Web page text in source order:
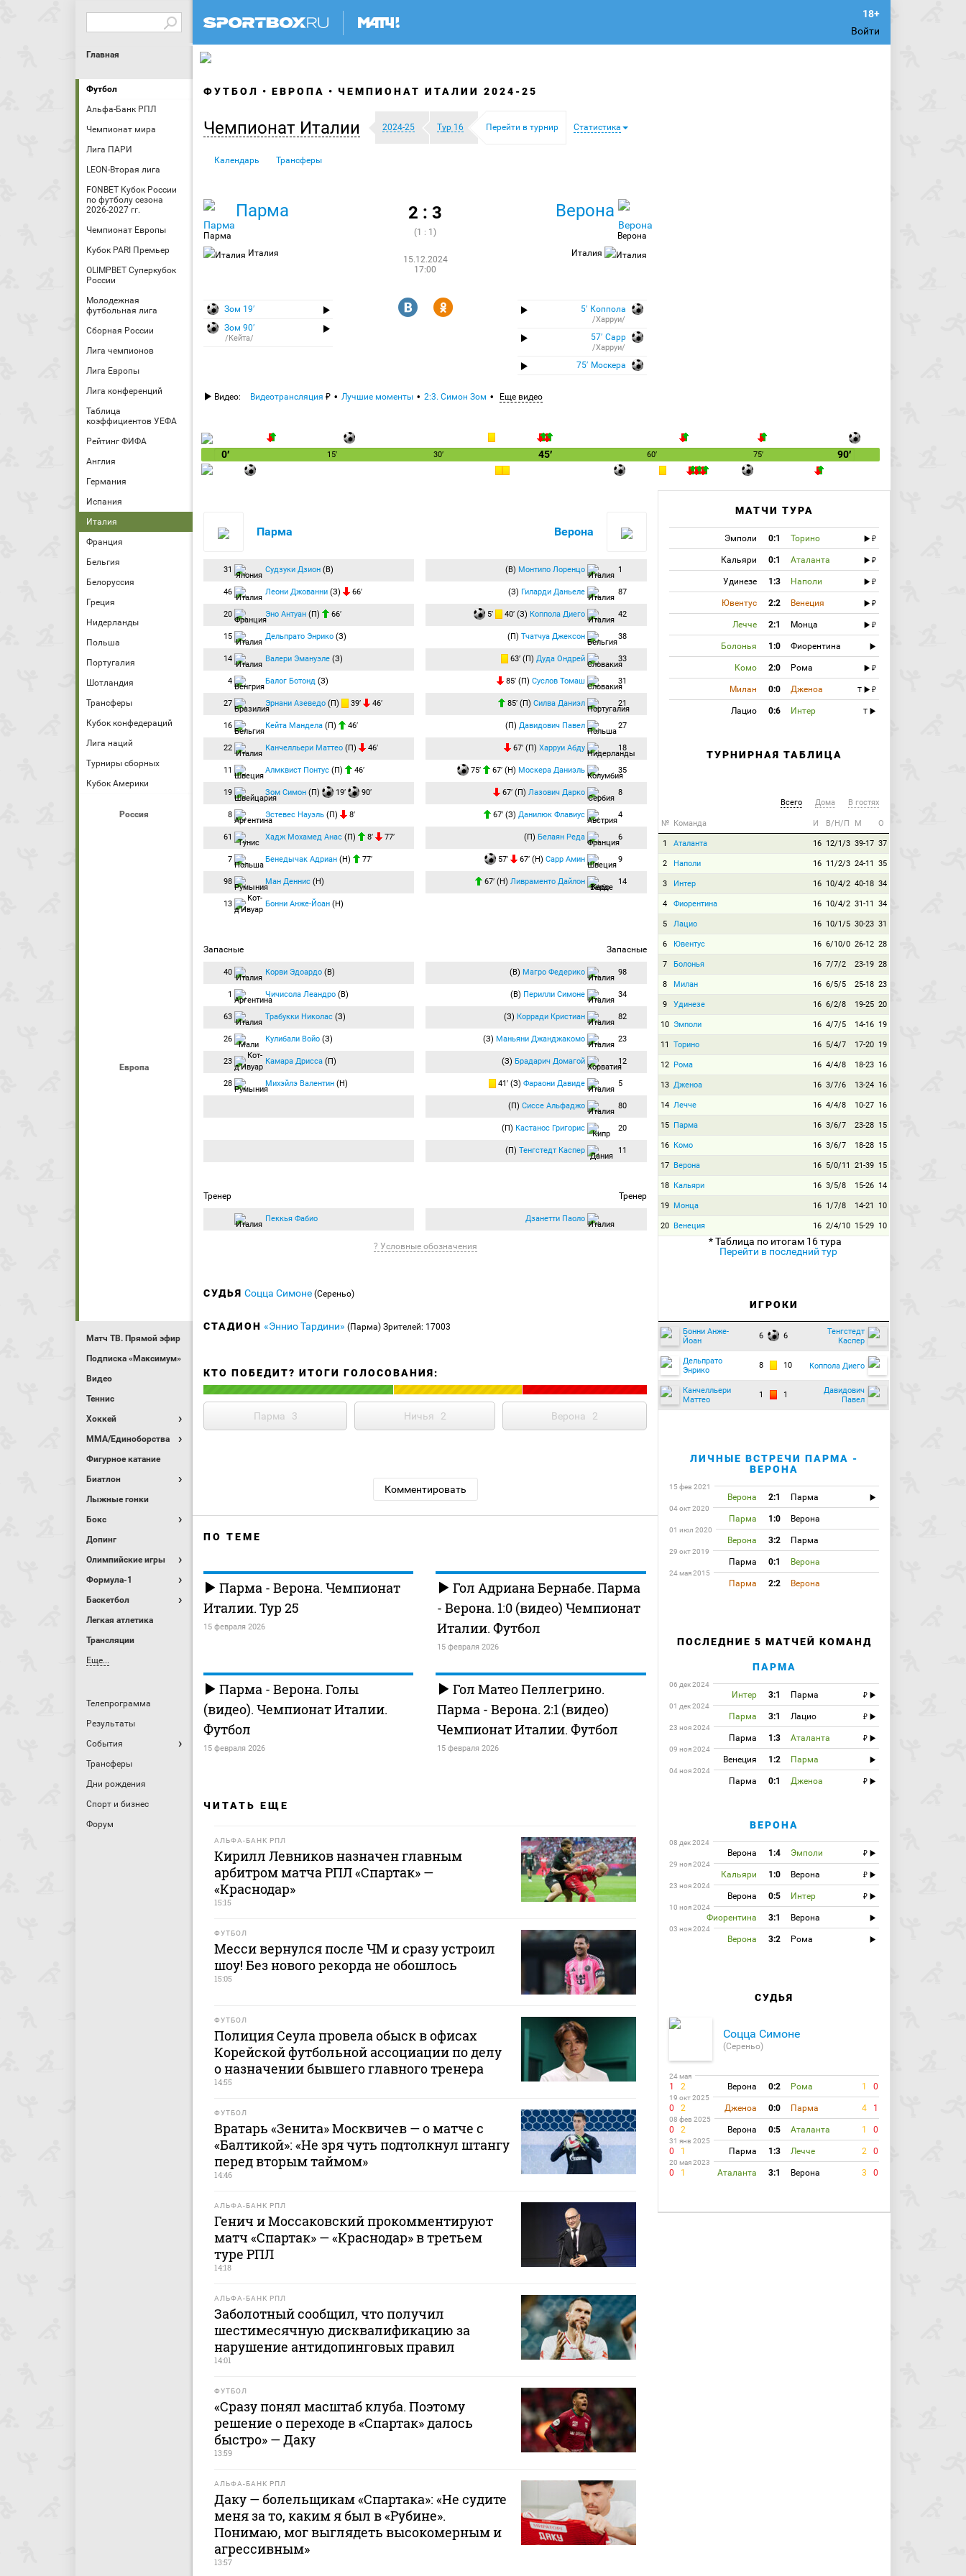
Войти
Главная
Футбол
Альфа-Банк РПЛ
Чемпионат мира
Лига ПАРИ
LEON-Вторая лига
FONBET Кубок России
по футболу сезона
2026-2027 гг.
Чемпионат Европы
Кубок PARI Премьер
OLIMPBET Суперкубок
России
Молодежная
футбольная лига
Сборная России
Лига чемпионов
Лига Европы
Лига конференций
Таблица
коэффициентов УЕФА
Рейтинг ФИФА
Англия
Германия
Испания
Италия
Франция
Бельгия
Белоруссия
Греция
Нидерланды
Польша
Португалия
Шотландия
Трансферы
Кубок конфедераций
Лига наций
Турниры сборных
Кубок Америки
Россия
Европа
Матч ТВ. Прямой эфир
Подписка «Максимум»
Видео
Теннис
Хоккей
MMA/Единоборства
Фигурное катание
Биатлон
Лыжные гонки
Бокс
Допинг
Олимпийские игры
Формула-1
Баскетбол
Легкая атлетика
Трансляции
Еще...
Телепрограмма
Результаты
События
Трансферы
Дни рождения
Спорт и бизнес
Форум
ФУТБОЛ ЕВРОПА ЧЕМПИОНАТ ИТАЛИИ 2024-25
Чемпионат Италии 2024-25 Тур 16 Перейти в турнир Статистика
Календарь Трансферы
Парма
Парма
Италия
2 : 3
(1 : 1)
15.12.2024
17:00
Верона
Верона
Италия
Зом 19′
Зом 90′
/Кейта/
R Y 5′ Коппола
/Харруи/
57′ Сарр
/Харруи/
75′ Москера
Видео: Видеотрансляция Лучшие моменты 2:3. Симон Зом Еще видео
0′ 15′ 30′ 45′ 60′ 75′ 90′
Парма
31 Судзуки Дзион (В)
46 Леони Джованни (З) 66′
20 Эно Антуан (П) 66′
15 Дельпрато Энрико (З)
14 Валери Эмануэле (З)
4 Балог Ботонд (З)
27 Эрнани Азеведо (П) 39′ 46′
16 Кейта Мандела (П) 46′
22 Канчелльери Маттео (П) 46′
11 Алмквист Понтус (П) 46′
19 Зом Симон (П) 19′ 90′
8 Эстевес Науэль (П) 8′
61 Хадж Мохамед Анас (П) 8′ 77′
7 Бенедычак Адриан (Н) 77′
98 Ман Деннис (Н)
13 Бонни Анже-Йоан (Н)
Запасные
40 Корви Эдоардо (В)
1 Чичисола Леандро (В)
63 Трабукки Николас (З)
26 Кулибали Войо (З)
23 Камара Дрисса (П)
28 Михэйлэ Валентин (Н)
Тренер
Пеккья Фабио
Верона
(В) Монтипо Лоренцо 1
(З) Гиларди Даньеле 87
5′ 40′ (З) Коппола Диего 42
(П) Тчатчуа Джексон 38
63′ (П) Дуда Ондрей 33
85′ (П) Суслов Томаш 31
85′ (П) Силва Даниэл 21
(П) Давидович Павел 27
67′ (П) Харруи Абду 18
75′ 67′ (Н) Москера Даниэль 35
67′ (П) Лазович Дарко 8
67′ (З) Данилюк Флавиус 4
(П) Белаян Реда 6
57′ 67′ (Н) Сарр Амин 9
67′ (Н) Ливраменто Дайлон 14
Запасные
(В) Магро Федерико 98
(В) Перилли Симоне 34
(З) Корради Кристиан 82
(З) Маньяни Джанджакомо 23
(З) Брадарич Домагой 12
41′ (З) Фараони Давиде 5
(П) Сиссе Альфаджо 80
(П) Кастанос Григорис 20
(П) Тенгстедт Каспер 11
Тренер
Дзанетти Паоло
? Условные обозначения
СУДЬЯ Соцца Симоне (Сереньо)
СТАДИОН «Эннио Тардини» (Парма) Зрителей: 17003
КТО ПОБЕДИТ? ИТОГИ ГОЛОСОВАНИЯ:
Парма 3 Ничья 2 Верона 2
Комментировать
ПО ТЕМЕ
Парма - Верона. Чемпионат
Италии. Тур 25
15 февраля 2026
Гол Адриана Бернабе. Парма
- Верона. 1:0 (видео) Чемпионат
Италии. Футбол
15 февраля 2026
Парма - Верона. Голы
(видео). Чемпионат Италии.
Футбол
15 февраля 2026
Гол Матео Пеллегрино.
Парма - Верона. 2:1 (видео)
Чемпионат Италии. Футбол
15 февраля 2026
ЧИТАТЬ ЕЩЕ
АЛЬФА-БАНК РПЛ
Кирилл Левников назначен главным
арбитром матча РПЛ «Спартак» —
«Краснодар»
15:15
ФУТБОЛ
Месси вернулся после ЧМ и сразу устроил
шоу! Без нового рекорда не обошлось
15:05
ФУТБОЛ
Полиция Сеула провела обыск в офисах
Корейской футбольной ассоциации по делу
о назначении бывшего главного тренера
14:55
ФУТБОЛ
Вратарь «Зенита» Москвичев — о матче с
«Балтикой»: «Не зря чуть подтолкнул штангу
перед вторым таймом»
14:46
АЛЬФА-БАНК РПЛ
Генич и Моссаковский прокомментируют
матч «Спартак» — «Краснодар» в третьем
туре РПЛ
14:18
АЛЬФА-БАНК РПЛ
Заболотный сообщил, что получил
шестимесячную дисквалификацию за
нарушение антидопинговых правил
14:01
ФУТБОЛ
«Сразу понял масштаб клуба. Поэтому
решение о переходе в «Спартак» далось
быстро» — Даку
13:59
АЛЬФА-БАНК РПЛ
Даку — болельщикам «Спартака»: «Не судите
меня за то, каким я был в «Рубине».
Понимаю, мог выглядеть высокомерным и
агрессивным»
13:57
МАТЧИ ТУРА
Эмполи 0:1 Торино
Кальяри 0:1 Аталанта
Удинезе 1:3 Наполи
Ювентус 2:2 Венеция
Лечче 2:1 Монца
Болонья 1:0 Фиорентина
Комо 2:0 Рома
Милан 0:0 Дженоа T
Лацио 0:6 Интер T
ТУРНИРНАЯ ТАБЛИЦА
Всего Дома В гостях
№ Команда И В/Н/П М О
1 Аталанта 16 12/1/3 39-17 37
2 Наполи 16 11/2/3 24-11 35
3 Интер 16 10/4/2 40-18 34
4 Фиорентина 16 10/4/2 31-11 34
5 Лацио 16 10/1/5 30-23 31
6 Ювентус 16 6/10/0 26-12 28
7 Болонья 16 7/7/2 23-19 28
8 Милан 16 6/5/5 25-18 23
9 Удинезе 16 6/2/8 19-25 20
10 Эмполи 16 4/7/5 14-16 19
11 Торино 16 5/4/7 17-20 19
12 Рома 16 4/4/8 18-23 16
13 Дженоа 16 3/7/6 13-24 16
14 Лечче 16 4/4/8 10-27 16
15 Парма 16 3/6/7 23-28 15
16 Комо 16 3/6/7 18-28 15
17 Верона 16 5/0/11 21-39 15
18 Кальяри 16 3/5/8 15-26 14
19 Монца 16 1/7/8 14-21 10
20 Венеция 16 2/4/10 15-29 10
* Таблица по итогам 16 тура
Перейти в последний тур
ИГРОКИ
Бонни Анже-
Йоан
6 6
Тенгстедт
Каспер
Дельпрато
Энрико
8 10 Коппола Диего
Канчелльери
Маттео
1 1
Давидович
Павел
ЛИЧНЫЕ ВСТРЕЧИ ПАРМА -
ВЕРОНА
15 фев 2021
Верона 2:1 Парма
04 окт 2020
Парма 1:0 Верона
01 июл 2020
Верона 3:2 Парма
29 окт 2019
Парма 0:1 Верона
24 мая 2015
Парма 2:2 Верона
ПОСЛЕДНИЕ 5 МАТЧЕЙ КОМАНД
ПАРМА
06 дек 2024
Интер 3:1 Парма
01 дек 2024
Парма 3:1 Лацио
23 ноя 2024
Парма 1:3 Аталанта
09 ноя 2024
Венеция 1:2 Парма
04 ноя 2024
Парма 0:1 Дженоа
ВЕРОНА
08 дек 2024
Верона 1:4 Эмполи
29 ноя 2024
Кальяри 1:0 Верона
23 ноя 2024
Верона 0:5 Интер
10 ноя 2024
Фиорентина 3:1 Верона
03 ноя 2024
Верона 3:2 Рома
СУДЬЯ
Соцца Симоне
(Сереньо)
24 мая
1 2 Верона 0:2 Рома 1 0
19 окт 2025
0 2 Дженоа 0:0 Парма 4 1
08 фев 2025
0 2 Верона 0:5 Аталанта 1 0
31 янв 2025
0 1 Парма 1:3 Лечче 2 0
20 мая 2023
0 1 Аталанта 3:1 Верона 3 0